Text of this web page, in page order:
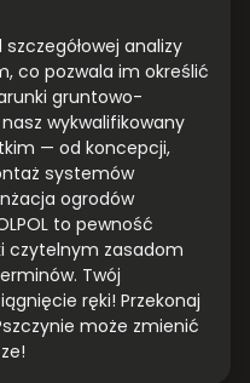
analizy
co pozwala im określić
gruntowo-
wykwalifikowany
— od koncepcji,
systemów
ogrodów
to pewność
czytelnym zasadom
Twój
ręki! Przekonaj
może zmienić